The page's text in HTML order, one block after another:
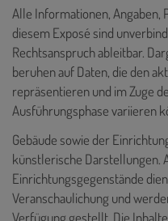
Alle Informationen, Angaben,
diesem Exposé sind
Rechtsanspruch ableitbar.
beruhen auf Daten, die den
repräsentieren und im Zuge
Ausführungsphase variieren
Gebäude sowie der
künstlerische Darstellungen.
Einrichtungsgegenstände
Veranschaulichung und
Verfügung gestellt. Die